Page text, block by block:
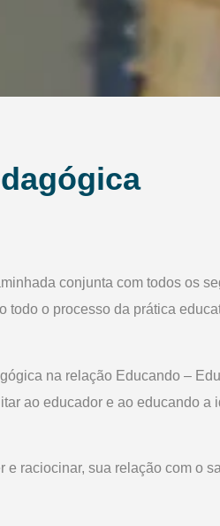
conjunta com todos os
o processo da prática
na relação Educando –
ao educador e ao educando a
raciocinar, sua relação com o